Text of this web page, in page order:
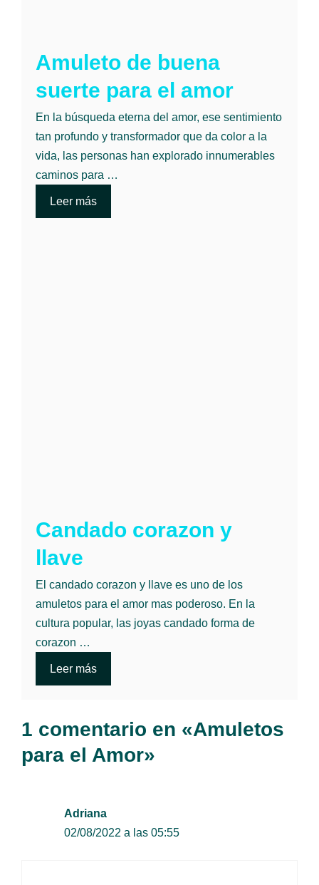
Amuleto de buena
suerte para el amor
En la búsqueda eterna del amor, ese sentimiento
tan profundo y transformador que da color a la
vida, las personas han explorado innumerables
caminos para …
Leer más
Candado corazon y
llave
El candado corazon y llave es uno de los
amuletos para el amor mas poderoso. En la
cultura popular, las joyas candado forma de
corazon …
Leer más
1 comentario en «Amuletos
para el Amor»
Adriana
02/08/2022 a las 05:55